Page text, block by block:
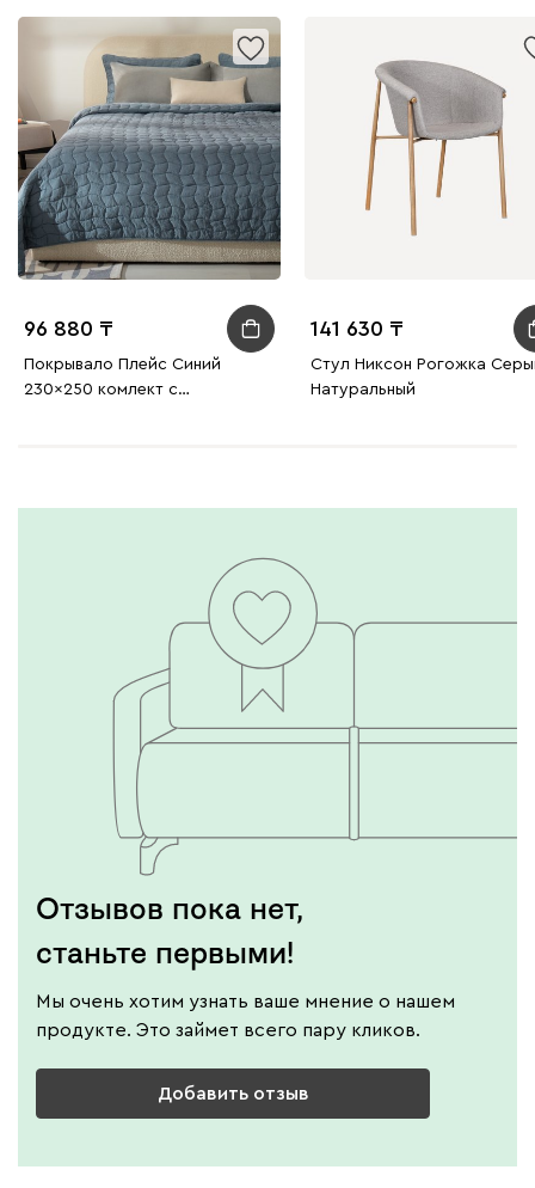
96 880
Покрывало Плейс Синий
230x250 комлект с
141 630
Стул Никсон Рогожка
Натуральный
Отзывов пока нет,
станьте первыми!
Мы очень хотим узнать ваше мнение о нашем
продукте. Это займет всего пару кликов.
Добавить отзыв